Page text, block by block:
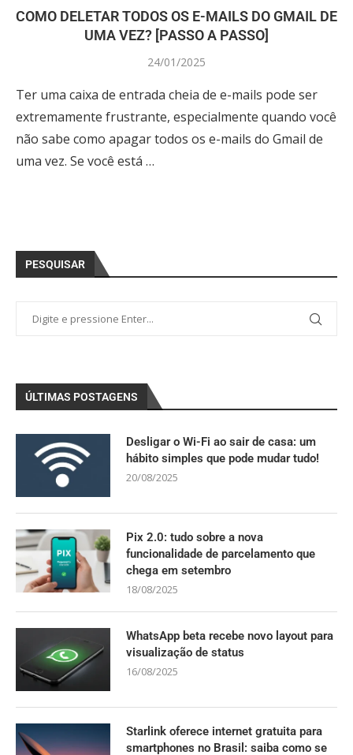
COMO DELETAR TODOS OS E-MAILS DO GMAIL DE
UMA VEZ? [PASSO A PASSO]
24/01/2025
Ter uma caixa de entrada cheia de e-mails pode ser
extremamente frustrante, especialmente quando você
não sabe como apagar todos os e-mails do Gmail de
uma vez. Se você está …
PESQUISAR
ÚLTIMAS POSTAGENS
Desligar o Wi-Fi ao sair de casa: um
hábito simples que pode mudar tudo!
20/08/2025
Pix 2.0: tudo sobre a nova
funcionalidade de parcelamento que
chega em setembro
18/08/2025
WhatsApp beta recebe novo layout para
visualização de status
16/08/2025
Starlink oferece internet gratuita para
smartphones no Brasil: saiba como se